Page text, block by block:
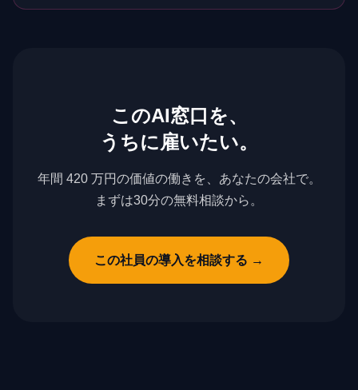
このAI窓口を、
うちに雇いたい。
年間 420 万円の価値の働きを、あなたの会社で。
まずは30分の無料相談から。
この社員の導入を相談する →